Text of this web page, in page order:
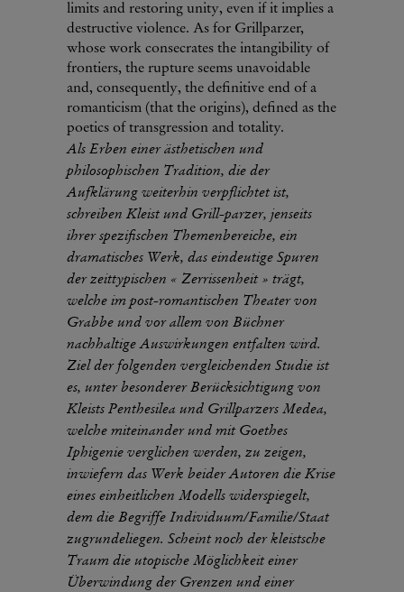
limits and restoring unity, even if it implies a
destructive violence. As for Grillparzer,
whose work consecrates the intangibility of
frontiers, the rupture seems unavoidable
and, consequently, the definitive end of a
romanticism (that the origins), defined as the
poetics of transgression and totality.
Als Erben einer ästhetischen und
philosophischen Tradition, die der
Aufklärung weiterhin verpflichtet ist,
schreiben Kleist und Grill-parzer, jenseits
ihrer spezifischen Themenbereiche, ein
dramatisches Werk, das eindeutige Spuren
der zeittypischen « Zerrissenheit » trägt,
welche im post-romantischen Theater von
Grabbe und vor allem von Büchner
nachhaltige Auswirkungen entfalten wird.
Ziel der folgenden vergleichenden Studie ist
es, unter besonderer Berücksichtigung von
Kleists Penthesilea und Grillparzers Medea,
welche miteinander und mit Goethes
Iphigenie verglichen werden, zu zeigen,
inwiefern das Werk beider Autoren die Krise
eines einheitlichen Modells widerspiegelt,
dem die Begriffe Individuum/Familie/Staat
zugrundeliegen. Scheint noch der kleistsche
Traum die utopische Möglichkeit einer
Überwindung der Grenzen und einer